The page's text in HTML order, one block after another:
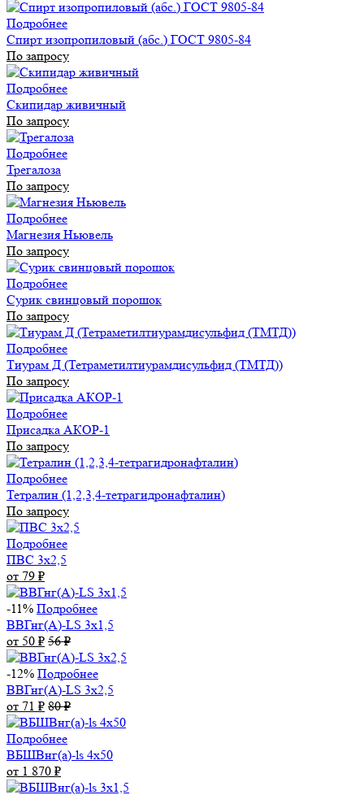
Подробнее
Спирт изопропиловый (абс.) ГОСТ 9805-84
По запросу
Подробнее
Скипидар живичный
По запросу
Подробнее
Трегалоза
По запросу
Подробнее
Магнезия Ньювель
По запросу
Подробнее
Сурик свинцовый порошок
По запросу
Подробнее
Тиурам Д (Тетраметилтиурамдисульфид (ТМТД))
По запросу
Подробнее
Присадка АКОР-1
По запросу
Подробнее
Тетралин (1,2,3,4-тетрагидронафталин)
По запросу
Подробнее
ПВС 3х2,5
от 79 ₽
-11% Подробнее
ВВГнг(А)-LS 3х1,5
от 50 ₽ 56₽
-12% Подробнее
ВВГнг(А)-LS 3х2,5
от 71 ₽ 80₽
Подробнее
ВБШВнг(а)-ls 4x50
от 1 870 ₽